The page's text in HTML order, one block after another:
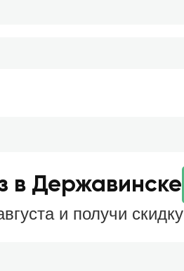
в Державинске
и получи скидку